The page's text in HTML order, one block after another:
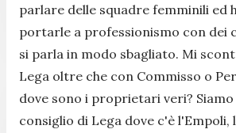
parlare delle squadre femminili ed
portarle a professionismo con dei
si parla in modo sbagliato. Mi
Lega oltre che con Commisso o
dove sono i proprietari veri?
consiglio di Lega dove c'è l'Empoli,